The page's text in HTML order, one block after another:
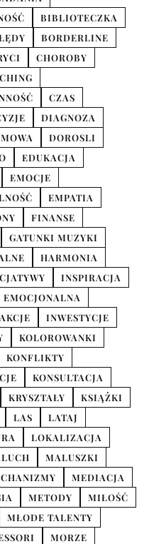
BIBLIOTECZKA
BORDERLINE
CHOROBY
CZAS
DIAGNOZA
DOROSLI
EDUKACJA
EMOCJE
EMPATIA
FINANSE
GATUNKI MUZYKI
HARMONIA
INSPIRACJA
INWESTYCJE
KOLOROWANKI
KONFLIKTY
KONSULTACJA
KRYSZTAŁY
KSIĄŻKI
LAS
LATAJ
LOKALIZACJA
MALUSZKI
MEDIACJA
METODY
MIŁOŚĆ
MŁODE TALENTY
MORZE